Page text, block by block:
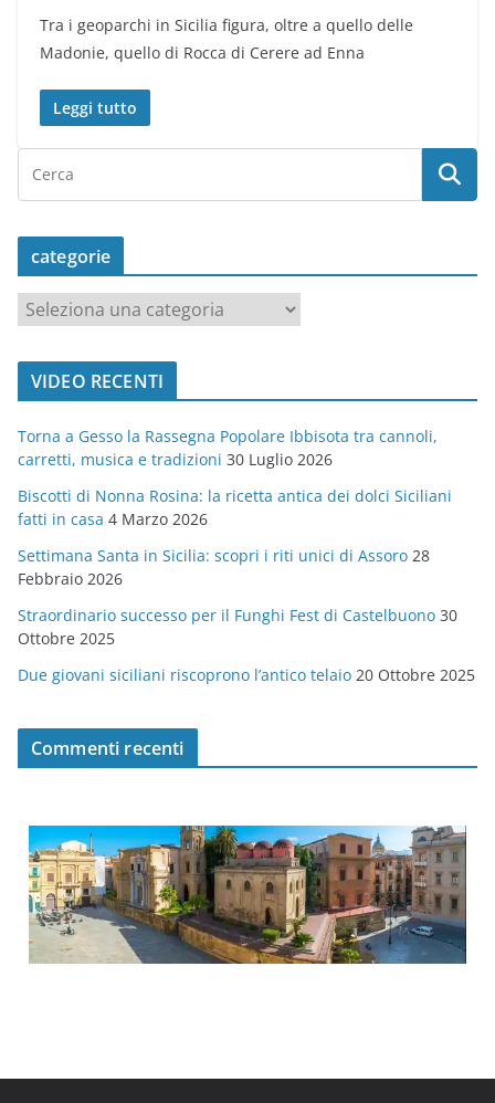
Tra i geoparchi in Sicilia figura, oltre a quello delle
Madonie, quello di Rocca di Cerere ad Enna
Leggi tutto
categorie
a
t
o
r
i
e
VIDEO RECENTI
Torna a Gesso la Rassegna Popolare Ibbisota tra cannoli,
carretti, musica e tradizioni 30 Luglio 2026
Biscotti di Nonna Rosina: la ricetta antica dei dolci Siciliani
fatti in casa 4 Marzo 2026
Settimana Santa in Sicilia: scopri i riti unici di Assoro 28
Febbraio 2026
Straordinario successo per il Funghi Fest di Castelbuono 30
Ottobre 2025
Due giovani siciliani riscoprono l’antico telaio 20 Ottobre 2025
Commenti recenti